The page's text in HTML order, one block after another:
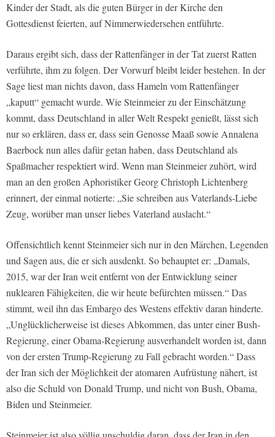
Kinder der Stadt, als die guten Bürger in der Kirche den
Gottesdienst feierten, auf Nimmerwiedersehen entführte.
Daraus ergibt sich, dass der Rattenfänger in der Tat zuerst Ratten
verführte, ihm zu folgen. Der Vorwurf bleibt leider bestehen. In der
Sage liest man nichts davon, dass Hameln vom Rattenfänger
„kaputt“ gemacht wurde. Wie Steinmeier zu der Einschätzung
kommt, dass Deutschland in aller Welt Respekt genießt, lässt sich
nur so erklären, dass er, dass sein Genosse Maaß sowie Annalena
Baerbock nun alles dafür getan haben, dass Deutschland als
Spaßmacher respektiert wird. Wenn man Steinmeier zuhört, wird
man an den großen Aphoristiker Georg Christoph Lichtenberg
erinnert, der einmal notierte: „Sie schreiben aus Vaterlands-Liebe
Zeug, worüber man unser liebes Vaterland auslacht.“
Offensichtlich kennt Steinmeier sich nur in den Märchen, Legenden
und Sagen aus, die er sich ausdenkt. So behauptet er: „Damals,
2015, war der Iran weit entfernt von der Entwicklung seiner
nuklearen Fähigkeiten, die wir heute befürchten müssen.“ Das
stimmt, weil ihn das Embargo des Westens effektiv daran hinderte.
„Unglücklicherweise ist dieses Abkommen, das unter einer Bush-
Regierung, einer Obama-Regierung ausverhandelt worden ist, dann
von der ersten Trump-Regierung zu Fall gebracht worden.“ Dass
der Iran sich der Möglichkeit der atomaren Aufrüstung nähert, ist
also die Schuld von Donald Trump, und nicht von Bush, Obama,
Biden und Steinmeier.